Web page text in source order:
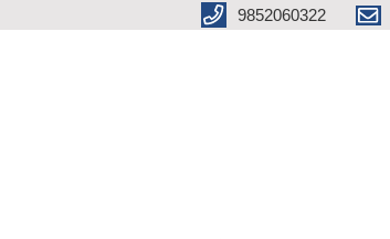
9852060322